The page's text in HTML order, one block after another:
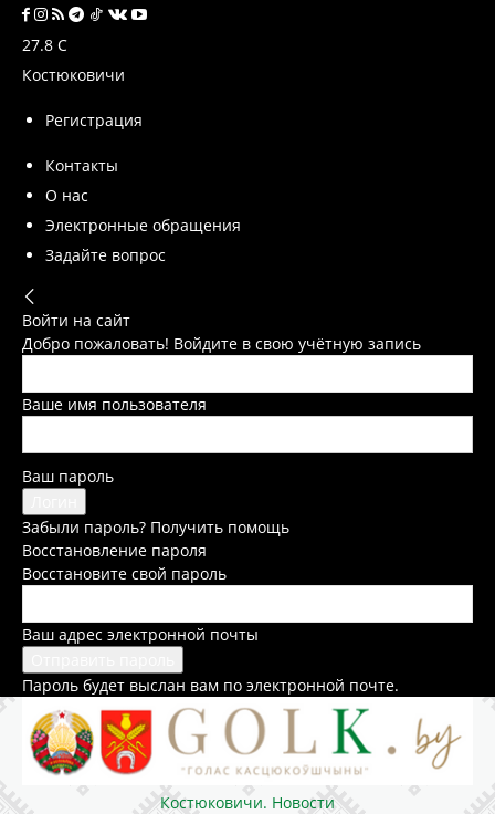
27.8 C
Костюковичи
Регистрация
Контакты
О нас
Электронные обращения
Задайте вопрос
Войти на сайт
Добро пожаловать! Войдите в свою учётную запись
Ваше имя пользователя
Ваш пароль
Забыли пароль? Получить помощь
Восстановление пароля
Восстановите свой пароль
Ваш адрес электронной почты
Пароль будет выслан вам по электронной почте.
Костюковичи. Новости